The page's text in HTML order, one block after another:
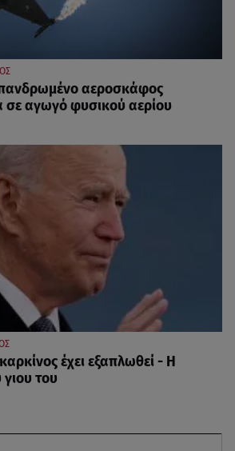
αεροσκάφος
σε αγωγό φυσικού αερίου
έχει εξαπλωθεί - Η
του